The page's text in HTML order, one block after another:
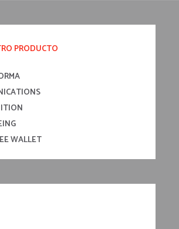
PRODUCTO
WALLET